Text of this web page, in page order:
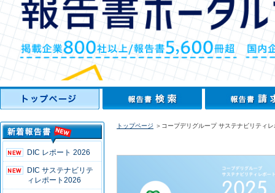
DIC レポート 2026
DIC サステナビリテ
ィレポート2026
トップページ ＞コープデリグループ サステナビリティ